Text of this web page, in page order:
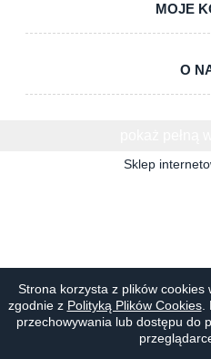
Strona korzysta z plików cookies
zgodnie z Polityką Plików Cookies.
przechowywania lub dostępu do
MOJE
O
Sklep